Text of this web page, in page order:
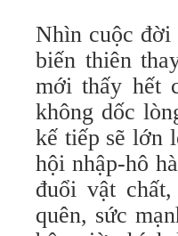
Nhìn cuộc đời
biến thiên
mới thấy hết
không dốc
kế tiếp sẽ lớn
hội nhập-hô
đuổi vật
quên, sức